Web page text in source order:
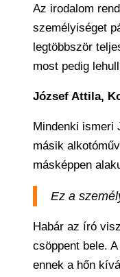
Az irodalom
személyiséget
legtöbbször
most pedig
József Attila,
Mindenki ismeri
másik
másképpen
Ez a
Habár az író
csöppent bele.
ennek a hőn